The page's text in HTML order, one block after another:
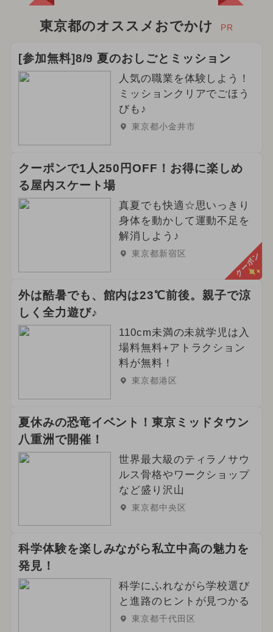
東京都のオススメおでかけ PR
[参加無料]8/9 夏のおしごとミッション
人気の職業を体験しよう！
ミッションクリアでごほう
びも♪
東京都小金井市
クーポンで1人250円OFF！お得に楽しめ
る屋内スケート場
真夏でも快適☆思いっきり
身体を動かして運動不足を
解消しよう♪
東京都新宿区 クーポン
外は酷暑でも、館内は23℃前後。親子で涼
しく全力遊び♪
110cm未満の未就学児は入
場料無料+アトラクション
料が無料！
東京都港区
夏休みの恐竜イベント！東京ミッドタウン
八重洲で開催！
世界最大級のティラノサウ
ルス骨格やワークショップ
など盛り沢山
東京都中央区
科学体験を楽しみながら私立中高の魅力を
発見！
科学にふれながら学校選び
と進路のヒントが見つかる
東京都千代田区